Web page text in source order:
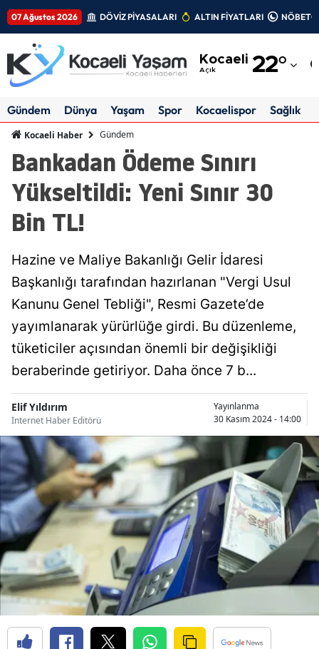
07 Ağustos 2026 DÖVİZ PİYASALARI ALTIN FİYATLARI
Kocaeli
Açık 22°
Adıyaman
Amasya
Ankara
Aydın
Balıkesir
Bilecik
Bingöl
Bitlis
Bolu
Burdur
Bursa
Çanakkale
Çankırı
Çorum
Diyarbakır
Gündem Dünya Yaşam Spor Kocaelispor Sağlık
Kocaeli Haber Gündem
Bankadan Ödeme Sınırı
Yükseltildi: Yeni Sınır 30
Bin TL!
Hazine ve Maliye Bakanlığı Gelir İdaresi
Başkanlığı tarafından hazırlanan "Vergi Usul
Kanunu Genel Tebliği", Resmi Gazete’de
yayımlanarak yürürlüğe girdi. Bu düzenleme,
tüketiciler açısından önemli bir değişikliği
beraberinde getiriyor. Daha önce 7 b...
Elif Yıldırım
İnternet Haber Editörü
Yayınlanma
30 Kasım 2024 - 14:00